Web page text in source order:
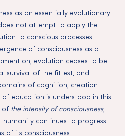
as an essentially evolutionary
not attempt to apply the
to conscious processes.
of consciousness as a
on, evolution ceases to be
survival of the fittest, and
of cognition, creation
education is understood in this
of the intensity of consciousness,
continues to progress
of its consciousness.